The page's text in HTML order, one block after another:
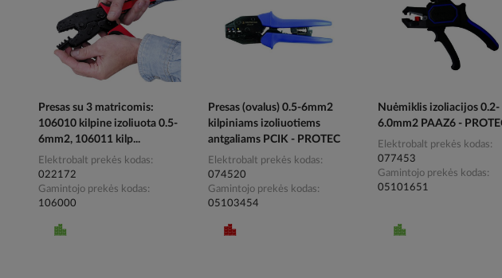
Presas su 3 matricomis:
106010 kilpine izoliuota 0.5-
6mm2, 106011 kilp...
Elektrobalt prekės kodas
022172
Gamintojo prekės kodas
106000
Presas (ovalus) 0.5-6mm2
kilpiniams izoliuotiems
antgaliams PCIK - PROTEC
Elektrobalt prekės kodas
074520
Gamintojo prekės kodas
05103454
Nuėmiklis izoliacijos 0.2-
6.0mm2 PAAZ6 -
Elektrobalt prekės kodas
077453
Gamintojo prekės kodas
05101651